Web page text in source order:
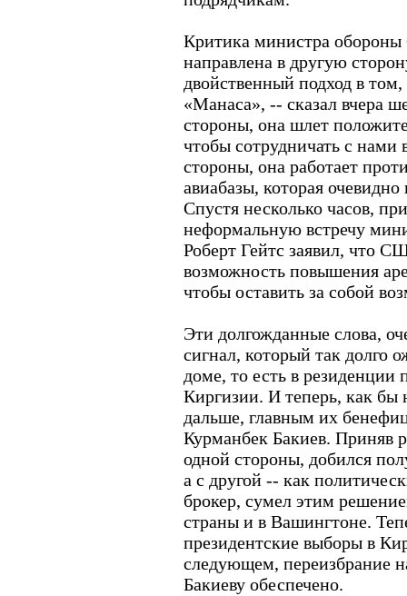
Критика министра
направлена в другую
двойственный подход в
«Манаса», -- сказал вчера
стороны, она шлет
чтобы сотрудничать с нами
стороны, она работает
авиабазы, которая
Спустя несколько часов,
неформальную встречу
Роберт Гейтс заявил, что
возможность повышения
чтобы оставить за собой
Эти долгожданные слова,
сигнал, который так долго
доме, то есть в резиденции
Киргизии. И теперь, как бы
дальше, главным их
Курманбек Бакиев. Приняв
одной стороны, добился
а с другой -- как
брокер, сумел этим
страны и в Вашингтоне.
президентские выборы в
следующем, переизбрание
Бакиеву обеспечено.